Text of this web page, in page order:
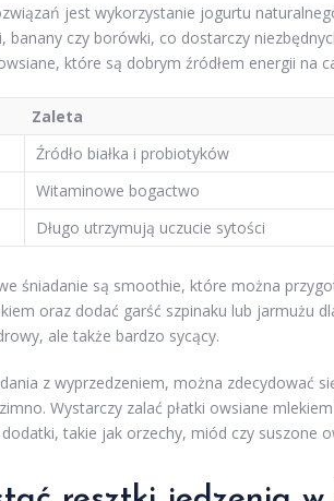
jest wykorzystanie jogurtu
banany czy borówki, co dostarczy
które są dobrym źródłem energii na
Zaleta
Źródło białka i probiotyków
Witaminowe bogactwo
Długo utrzymują uczucie sytości
śniadanie są smoothie, które można
oraz dodać garść szpinaku lub jarmużu
ale także bardzo sycący.
z wyprzedzeniem, można zdecydować
Wystarczy zalać płatki owsiane
takie jak orzechy, miód czy suszone